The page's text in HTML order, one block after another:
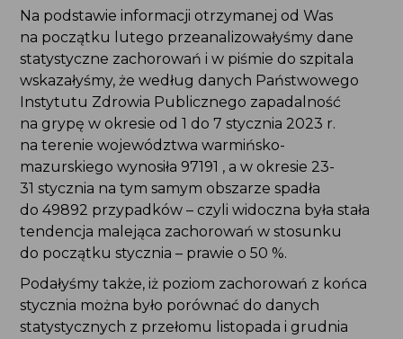
Na podstawie informacji otrzymanej od Was
na początku lutego przeanalizowałyśmy dane
statystyczne zachorowań i w piśmie do szpitala
wskazałyśmy, że według danych Państwowego
Instytutu Zdrowia Publicznego zapadalność
na grypę w okresie od 1 do 7 stycznia 2023 r.
na terenie województwa warmińsko-
mazurskiego wynosiła 97191 , a w okresie 23-
31 stycznia na tym samym obszarze spadła
do 49892 przypadków – czyli widoczna była stała
tendencja malejąca zachorowań w stosunku
do początku stycznia – prawie o 50 %.
Podałyśmy także, iż poziom zachorowań z końca
stycznia można było porównać do danych
statystycznych z przełomu listopada i grudnia